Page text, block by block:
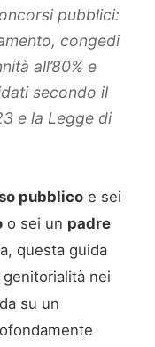
pubblici:
congedi
all’80% e
secondo il
e la Legge di
pubblico e sei
o sei un padre
questa guida
nei
su un